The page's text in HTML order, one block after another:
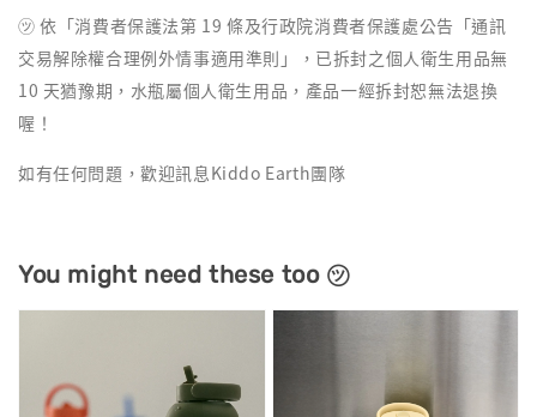
㋡ 依「消費者保護法第 19 條及行政院消費者保護處公告「通訊
交易解除權合理例外情事適用準則」，已拆封之個人衛生用品無
10 天猶豫期，水瓶屬個人衛生用品，產品一經拆封恕無法退換
喔！
如有任何問題，歡迎訊息Kiddo Earth團隊
You might need these too ㋡